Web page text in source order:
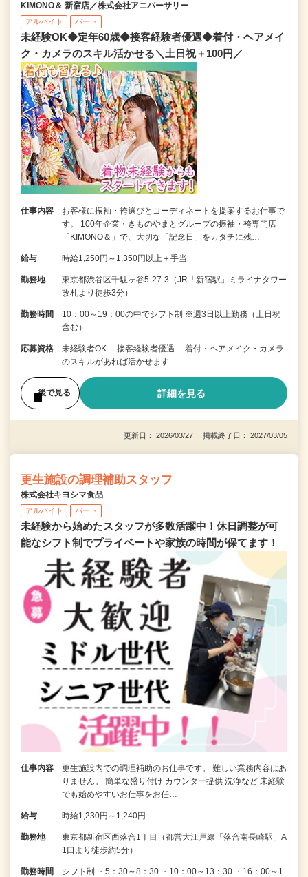
KIMONO＆ 新宿店／株式会社アニバーサリー
アルバイト パート
未経験OK◆定年60歳◆接客経験者優遇◆着付・ヘアメイ
ク・カメラのスキル活かせる＼土日祝＋100円／
仕事内容
お客様に振袖・袴選びとコーディネートを提案するお仕事で
す。 100年企業・きものやまとグループの振袖・袴専門店
「KIMONO＆」で、大切な「記念日」をカタチに残…
給与 時給1,250円～1,350円以上＋手当
勤務地
東京都渋谷区千駄ヶ谷5-27-3（JR「新宿駅」ミライナタワー
改札より徒歩3分）
勤務時間
10：00～19：00の中でシフト制 ※週3日以上勤務（土日祝
含む）
応募資格
未経験者OK 接客経験者優遇 着付・ヘアメイク・カメラ
のスキルがあれば活かせます
後で見る 詳細を見る
更新日： 2026/03/27 掲載終了日： 2027/03/05
更生施設の調理補助スタッフ
株式会社キヨシマ食品
アルバイト パート
未経験から始めたスタッフが多数活躍中！休日調整が可
能なシフト制でプライベートや家族の時間が保てます！
仕事内容
更生施設内での調理補助のお仕事です。 難しい業務内容はあ
りません。 簡単な盛り付け カウンター提供 洗浄など 未経験
でも始めやすいお仕事をお任…
給与 時給1,230円～1,240円
勤務地
東京都新宿区西落合1丁目（都営大江戸線「落合南長崎駅」A
1口より徒歩約5分）
勤務時間
シフト制 ・5：30～8：30 ・10：00～13：30 ・16：00～1